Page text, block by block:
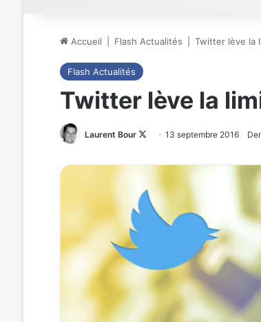
Accueil Flash Actualités Twitter lève la
Flash Actualités
Twitter lève la
Laurent Bour
Follow
X
13 septembre 2016